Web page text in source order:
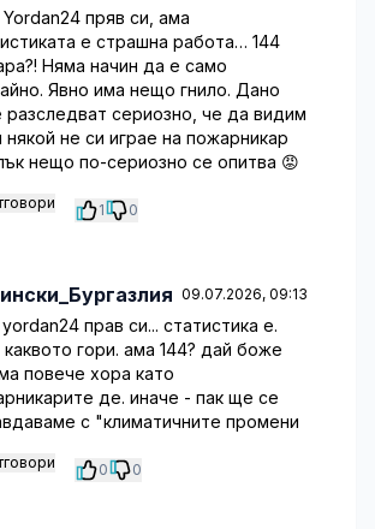
пряв си, ама
е страшна работа… 144
Няма начин да е само
Явно има нещо гнило. Дано
разследват сериозно, че да видим
някой не си играе на пожарникар
нещо по-сериозно се опитва 😡
1 0
09.07.2026, 09:13
прав си... статистика е.
каквото гори. ама 144? дай боже
повече хора като
де. иначе - пак ще се
с "климатичните промени
0 0